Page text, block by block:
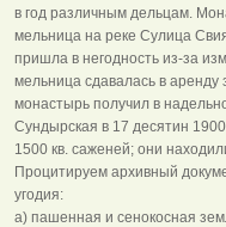
в год различным дельцам.
мельница на реке Сулица
пришла в негодность из-за
мельница сдавалась в аренду
монастырь получил в
Сундырская в 17 десятин
1500 кв. саженей; они
Процитируем архивный
угодия:
а) пашенная и сенокосная